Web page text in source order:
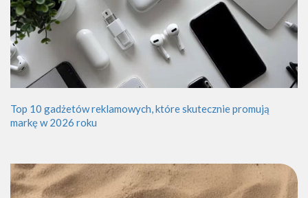
Top 10 gadżetów reklamowych, które skutecznie promują
markę w 2026 roku